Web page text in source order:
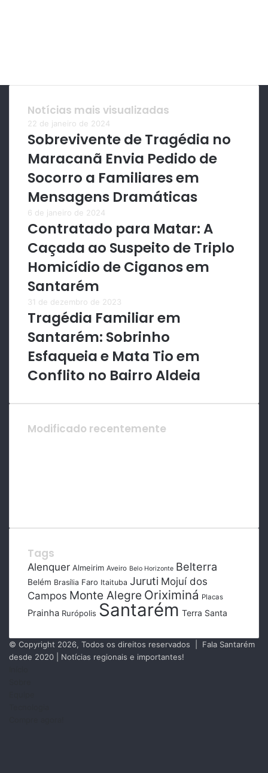
Notícias mais visualizadas
22 de janeiro de 2024
Sobrevivente de Tragédia no
Maracanã Envia Pedido de
Socorro a Familiares em
Mensagens Dramáticas
6 de janeiro de 2024
Contratado para Matar: A
Caçada ao Suspeito de Triplo
Homicídio de Ciganos em
Santarém
31 de dezembro de 2023
Tragédia Familiar em
Santarém: Sobrinho
Esfaqueia e Mata Tio em
Conflito no Bairro Aldeia
Modificado recentemente
Tags
Alenquer Almeirim Aveiro Belo Horizonte Belterra
Belém Brasília Faro Itaituba Juruti Mojuí dos
Campos Monte Alegre Oriximiná Placas
Prainha Rurópolis Santarém Terra Santa
© Copyright 2026, Todos os direitos reservados | Fala Santarém
desde 2020 | Notícias regionais e importantes!